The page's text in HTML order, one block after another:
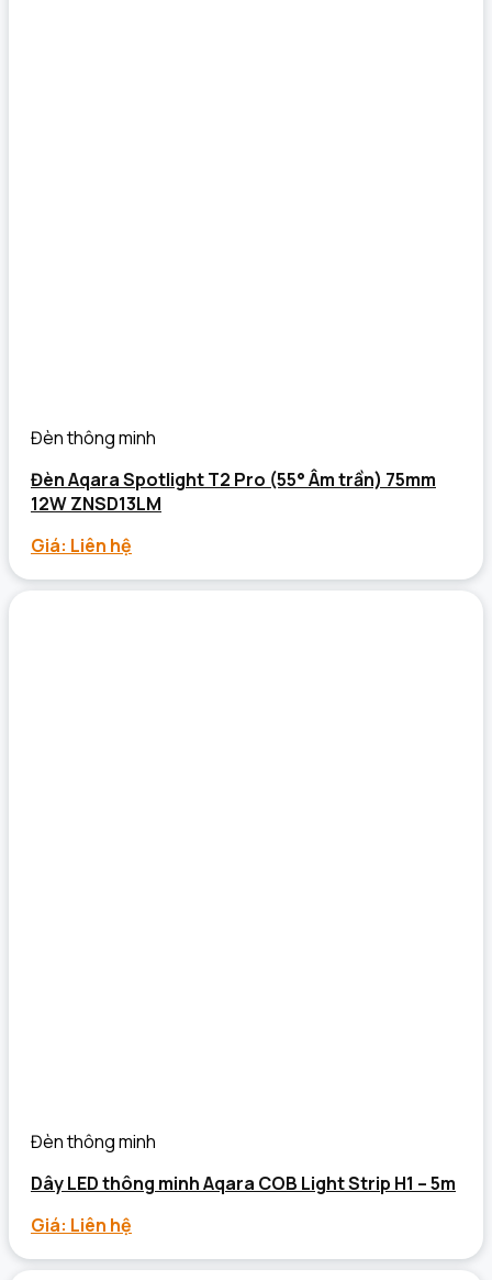
Đèn thông minh
Đèn Aqara Spotlight T2 Pro (55° Âm trần) 75mm
12W ZNSD13LM
Giá: Liên hệ
Đèn thông minh
Dây LED thông minh Aqara COB Light Strip H1 – 5m
Giá: Liên hệ